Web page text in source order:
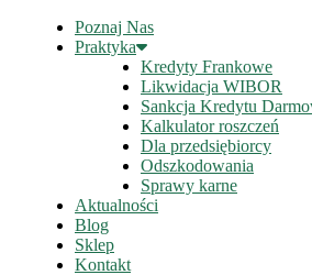
Poznaj Nas
Praktyka
Kredyty Frankowe
Likwidacja WIBOR
Sankcja Kredytu
Kalkulator roszczeń
Dla przedsiębiorcy
Odszkodowania
Sprawy karne
Aktualności
Blog
Sklep
Kontakt